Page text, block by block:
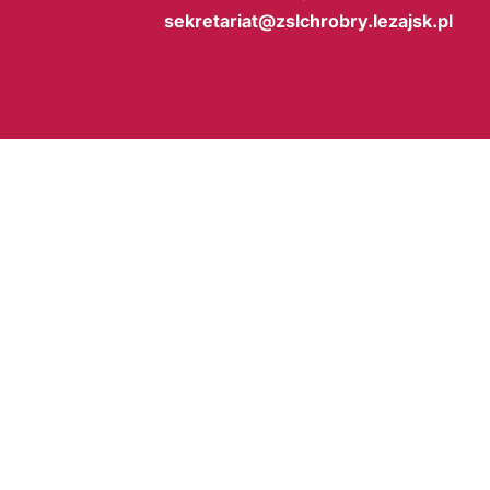
sekretariat@zslchrobry.lezajsk.pl